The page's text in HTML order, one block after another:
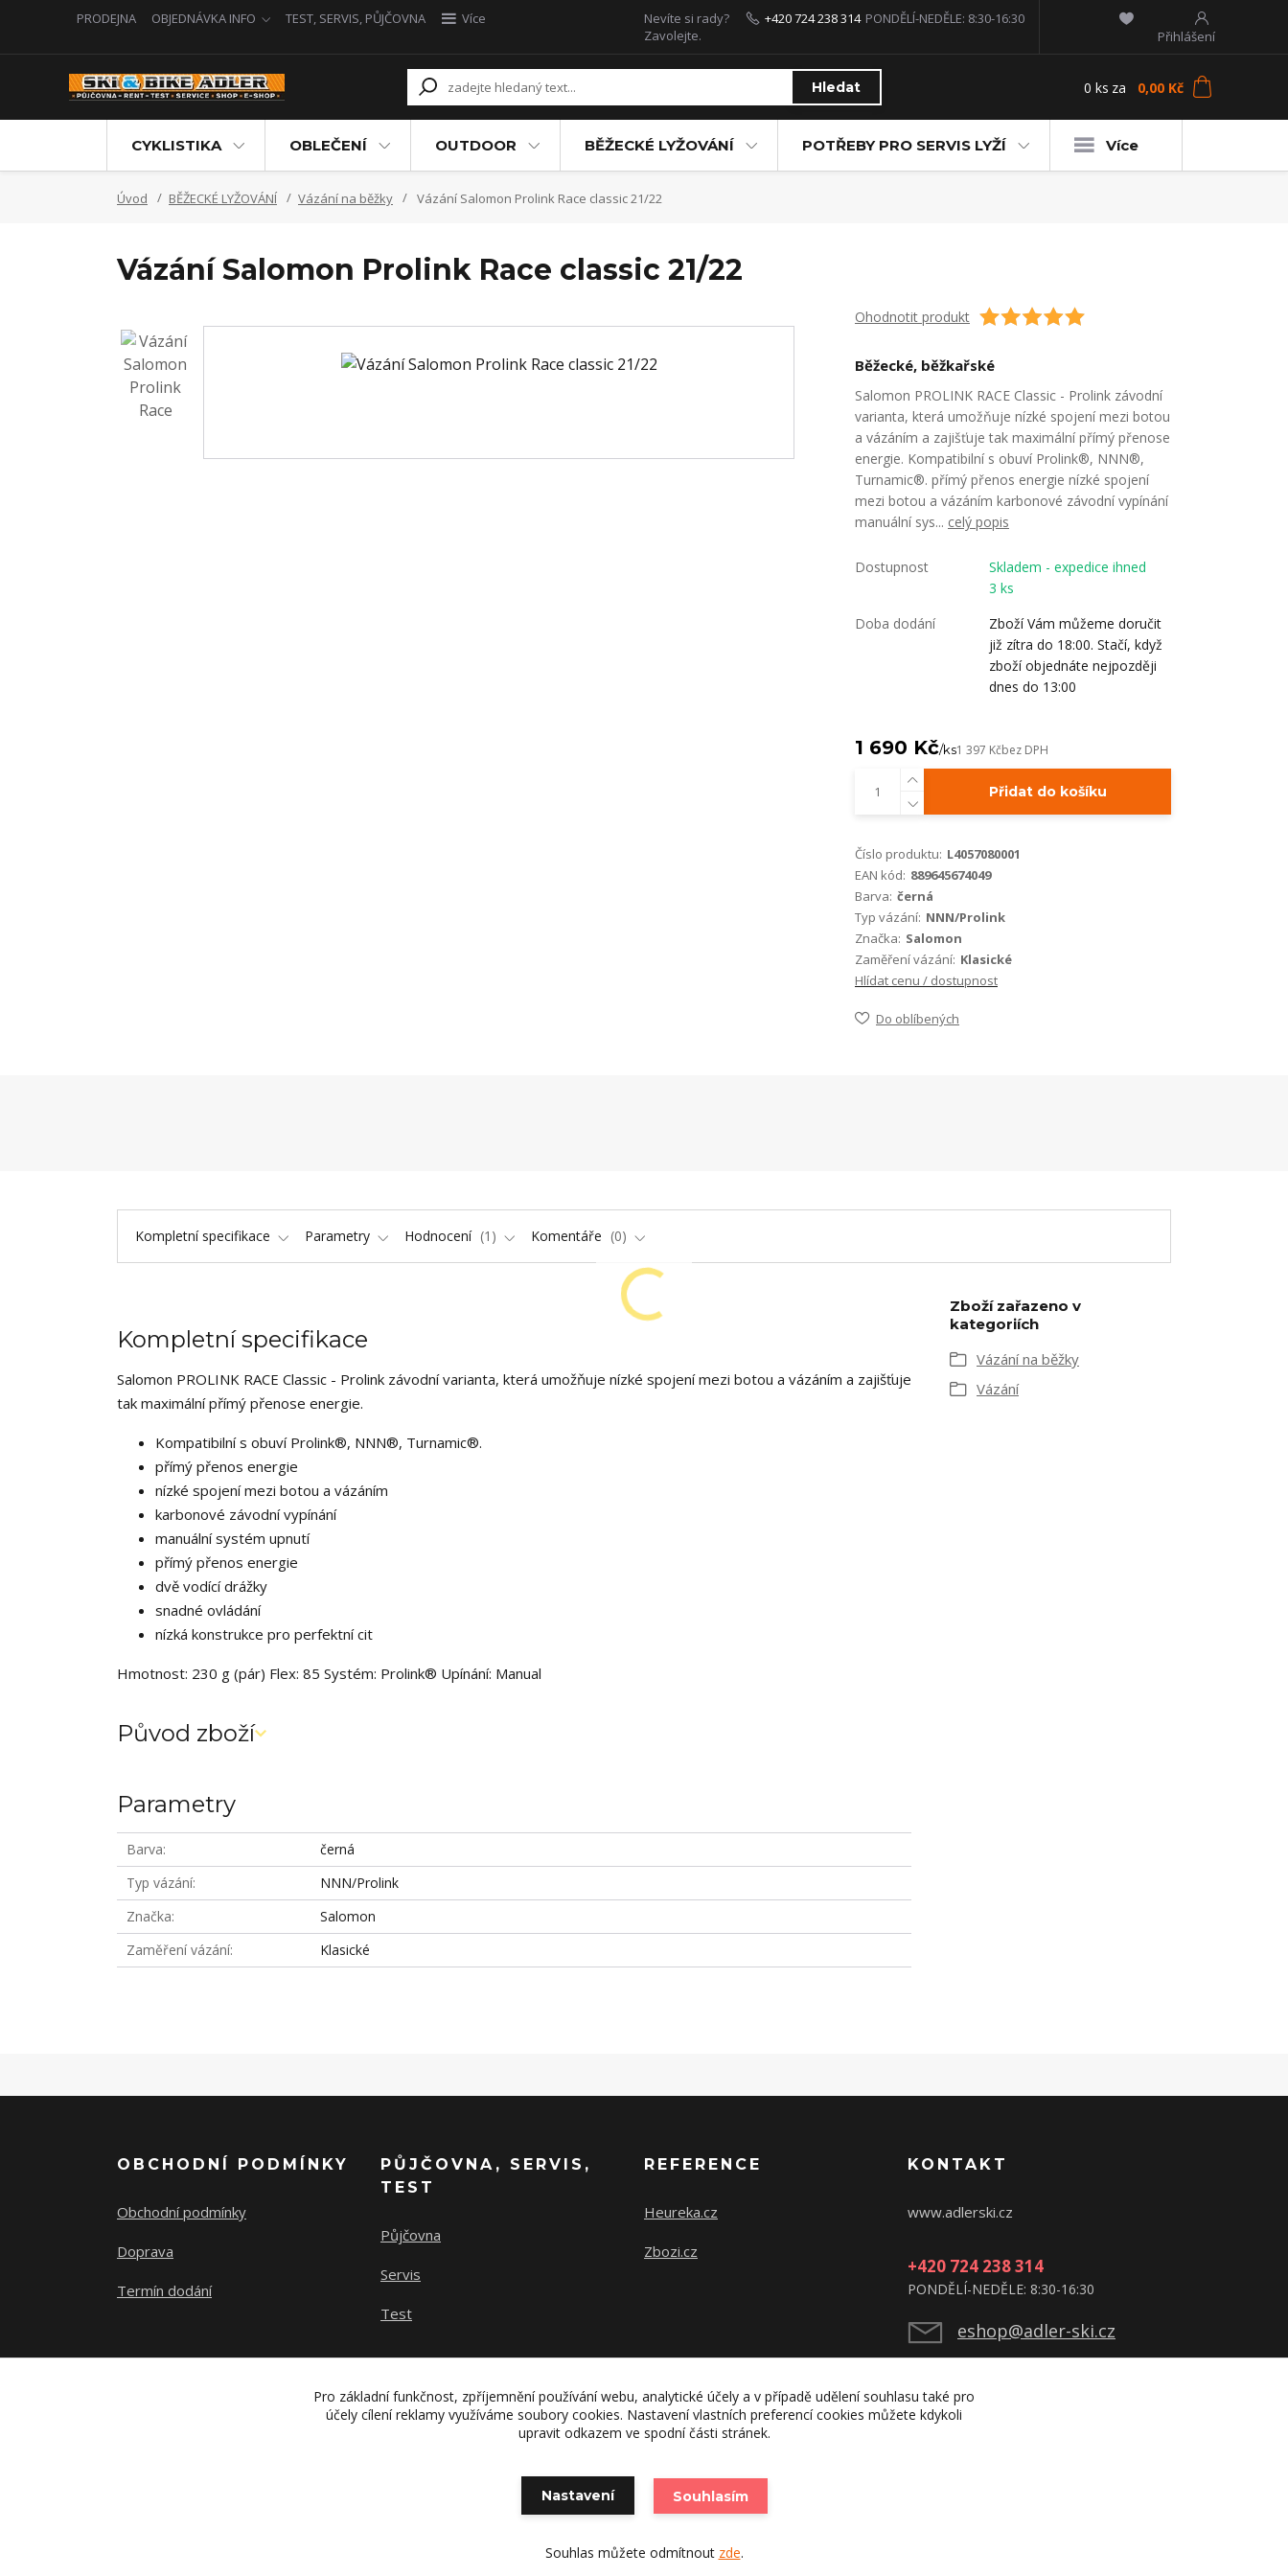
PRODEJNA OBJEDNÁVKA INFO TEST, SERVIS, PŮJČOVNA
Více
Přihlášení
Hledat
Nevíte si rady?
Zavolejte.
+420 724 238 314 PONDĚLÍ-NEDĚLE: 8:30-16:30
0 ks za 0,00 Kč
CYKLISTIKA OBLEČENÍ OUTDOOR BĚŽECKÉ LYŽOVÁNÍ POTŘEBY PRO SERVIS LYŽÍ Více
Úvod BĚŽECKÉ LYŽOVÁNÍ Vázání na běžky Vázání Salomon Prolink Race classic 21/22
Vázání Salomon Prolink Race classic 21/22
Ohodnotit produkt
Běžecké, běžkařské
Salomon PROLINK RACE Classic - Prolink závodní
varianta, která umožňuje nízké spojení mezi botou
a vázáním a zajišťuje tak maximální přímý přenose
energie. Kompatibilní s obuví Prolink®, NNN®,
Turnamic®. přímý přenos energie nízké spojení
mezi botou a vázáním karbonové závodní vypínání
manuální sys... celý popis
Dostupnost
Skladem - expedice ihned
3 ks
Doba dodání
Zboží Vám můžeme doručit
již zítra do 18:00. Stačí, když
zboží objednáte nejpozději
dnes do 13:00
1 690 Kč/ks1 397 Kčbez DPH
Přidat do košíku
Číslo produktu: L4057080001
EAN kód: 889645674049
Barva: černá
Typ vázání: NNN/Prolink
Značka: Salomon
Zaměření vázání: Klasické
Hlídat cenu / dostupnost
Do oblíbených
Kompletní specifikace Parametry Hodnocení 1 Komentáře 0
Kompletní specifikace
Salomon PROLINK RACE Classic - Prolink závodní varianta, která umožňuje nízké spojení mezi botou a vázáním a zajišťuje
tak maximální přímý přenose energie.
Kompatibilní s obuví Prolink®, NNN®, Turnamic®.
přímý přenos energie
nízké spojení mezi botou a vázáním
karbonové závodní vypínání
manuální systém upnutí
přímý přenos energie
dvě vodící drážky
snadné ovládání
nízká konstrukce pro perfektní cit
Hmotnost: 230 g (pár) Flex: 85 Systém: Prolink® Upínání: Manual
Původ zboží
Parametry
Barva
černá
Typ vázání
NNN/Prolink
Značka
Salomon
Zaměření vázání
Klasické
Zboží zařazeno v
kategoriích
Vázání na běžky
Vázání
OBCHODNÍ PODMÍNKY
Obchodní podmínky
Doprava
Termín dodání
PŮJČOVNA, SERVIS,
TEST
Půjčovna
Servis
Test
REFERENCE
Heureka.cz
Zbozi.cz
KONTAKT
www.adlerski.cz
+420 724 238 314
PONDĚLÍ-NEDĚLE: 8:30-16:30
eshop@adler-ski.cz
Vytvořeno na
Pro základní funkčnost, zpříjemnění používání webu, analytické účely a v případě udělení souhlasu také pro
účely cílení reklamy využíváme soubory cookies. Nastavení vlastních preferencí cookies můžete kdykoli
upravit odkazem ve spodní části stránek.
Nastavení Souhlasím
Souhlas můžete odmítnout zde.